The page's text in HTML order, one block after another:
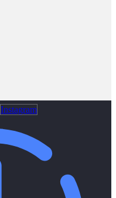
Instagram